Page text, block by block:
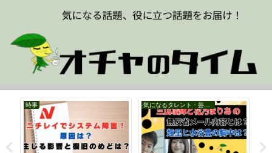
時事 気になるタレント・芸能人